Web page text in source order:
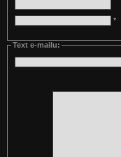
*
Text e-mailu: